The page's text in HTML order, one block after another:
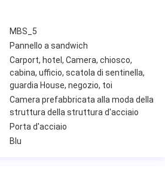
MBS_5
Pannello a sandwich
Carport, hotel, Camera, chiosco,
cabina, ufficio, scatola di sentinella,
guardia House, negozio, toi
Camera prefabbricata alla moda della
struttura della struttura d'acciaio
Porta d'acciaio
Blu